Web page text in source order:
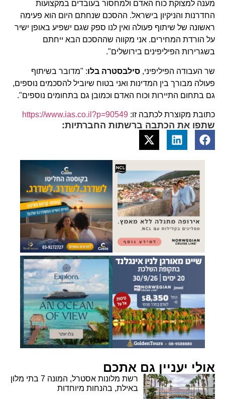
מענה למצוקת כוח האדם ולמחסור בעובדים במקצועות
החדרנות והניקיון בישראל. ההסכם שנחתם היום הוא פעימה
ראשונה של שיתוף פעולה ואין לנו ספק שגם ישפיע באופן ישיר
על הורדת המחירים. אני מקווה שההסכם הבא ייחתם
בשגרירות הפיליפינים בירושלים".
שר העבודה הפיליפיני,סילבסטרה בלו: "מדובר בשיתוף
פעולה מבורך בין המדינות ואני בטוח שיוביל להסכמים נוספים,
גם בתחום התיירות וכוח האדם וכמובן גם בתחומים נוספים".
כתובת מקוצרת לכתבה זו: https://www.ias.co.il?p=90549
שתפו את הכתבה ברשתות החברתיות:
אולי יעניין גם אתכם
רשת מלונות אסטרל, המונה 7 בתי מלון
באילת, בהנחות מיוחדות